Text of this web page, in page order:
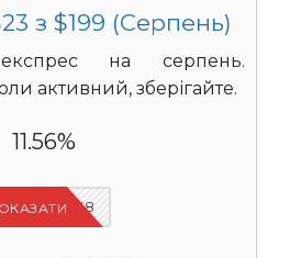
з $199 (Серпень)
на серпень.
активний, зберігайте.
11.56%
IFPAB5K8